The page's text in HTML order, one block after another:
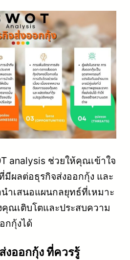
analysis ช่วยให้คุณเข้าใจ
ผลต่อธุรกิจส่งออกกุ้ง และ
ำเสนอแผนกลยุทธ์ที่เหมาะ
ณเติบโตและประสบความ
กกุ้งได้
ออกกุ้ง ที่ควรรู้